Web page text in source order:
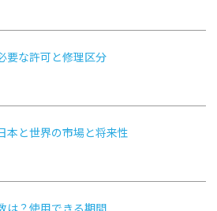
要な許可と修理区分
本と世界の市場と将来性
は？使用できる期間